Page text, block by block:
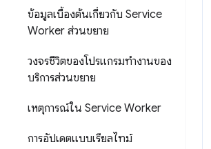
ข้อมูลเบื้องต้นเกี่ยวกับ Service
Worker ส่วนขยาย
วงจรชีวิตของโปรแกรมทำงานของ
บริการส่วนขยาย
เหตุการณ์ใน Service Worker
การอัปเดตแบบเรียลไทม์